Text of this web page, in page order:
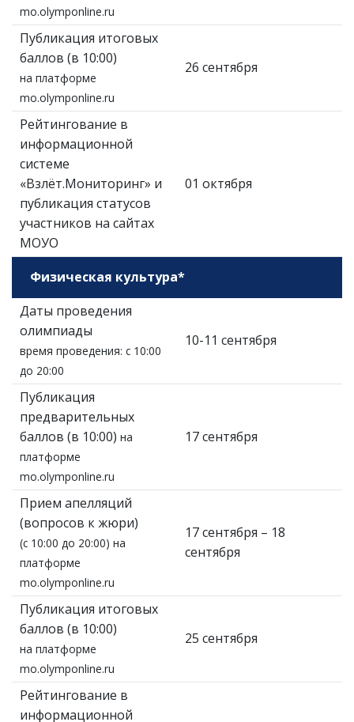
mo.olymponline.ru
Публикация итоговых
баллов (в 10:00)
на платформе
mo.olymponline.ru
26 сентября
Рейтингование в
информационной
системе
«Взлёт.Мониторинг» и
публикация статусов
участников на сайтах
МОУО
01 октября
Физическая культура*
Даты проведения
олимпиады
время проведения: с 10:00
до 20:00
10-11 сентября
Публикация
предварительных
баллов (в 10:00) на
платформе
mo.olymponline.ru
17 сентября
Прием апелляций
(вопросов к жюри)
(с 10:00 до 20:00) на
платформе
mo.olymponline.ru
17 сентября – 18
сентября
Публикация итоговых
баллов (в 10:00)
на платформе
mo.olymponline.ru
25 сентября
Рейтингование в
информационной